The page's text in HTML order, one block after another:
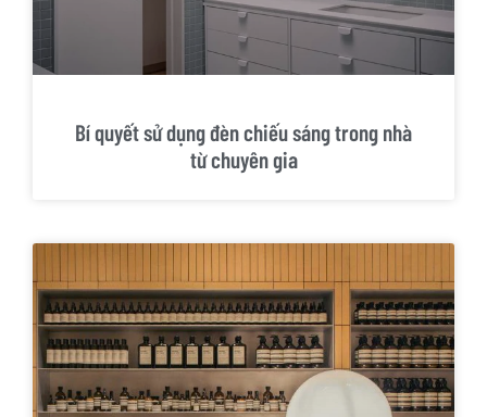
Bí quyết sử dụng đèn chiếu sáng trong nhà
từ chuyên gia